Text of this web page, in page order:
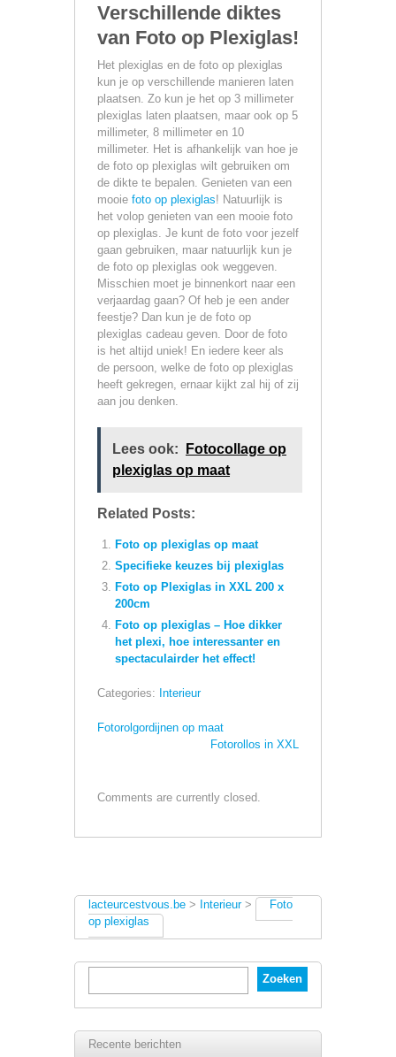
Verschillende diktes
van Foto op Plexiglas!
Het plexiglas en de foto op plexiglas
kun je op verschillende manieren laten
plaatsen. Zo kun je het op 3 millimeter
plexiglas laten plaatsen, maar ook op 5
millimeter, 8 millimeter en 10
millimeter. Het is afhankelijk van hoe je
de foto op plexiglas wilt gebruiken om
de dikte te bepalen. Genieten van een
mooie foto op plexiglas! Natuurlijk is
het volop genieten van een mooie foto
op plexiglas. Je kunt de foto voor jezelf
gaan gebruiken, maar natuurlijk kun je
de foto op plexiglas ook weggeven.
Misschien moet je binnenkort naar een
verjaardag gaan? Of heb je een ander
feestje? Dan kun je de foto op
plexiglas cadeau geven. Door de foto
is het altijd uniek! En iedere keer als
de persoon, welke de foto op plexiglas
heeft gekregen, ernaar kijkt zal hij of zij
aan jou denken.
Lees ook:
Fotocollage op
plexiglas op maat
Related Posts:
Foto op plexiglas op maat
Specifieke keuzes bij plexiglas
Foto op Plexiglas in XXL 200 x
200cm
Foto op plexiglas – Hoe dikker
het plexi, hoe interessanter en
spectaculairder het effect!
Categories: Interieur
Fotorolgordijnen op maat
Fotorollos in XXL
Comments are currently closed.
lacteurcestvous.be > Interieur>
Foto
op plexiglas
Recente berichten